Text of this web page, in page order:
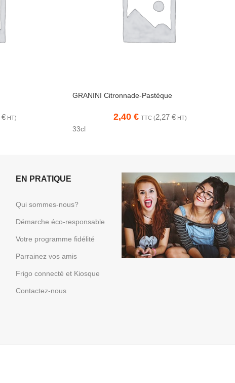
€HT)
GRANINI Citronnade-Pastèque
2,40 € TTC (2,27 €HT)
33cl
EN PRATIQUE
Qui sommes-nous?
Démarche éco-responsable
Votre programme fidélité
Parrainez vos amis
Frigo connecté et Kiosque
Contactez-nous